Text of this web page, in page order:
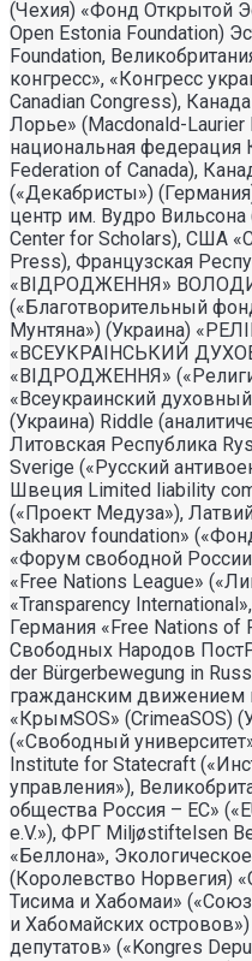
(Чехия) «Фонд Открытой
Open Estonia Foundation)
Foundation,
конгресс», «Конгресс
Canadian Congress),
Лорье» (Macdonald-Laurier
национальная федерация
Federation of Canada),
(«Декабристы»)
центр им. Вудро
Center for Scholars), США
Press), Французская
«ВIДРОДЖЕННЯ»
(«Благотворительный
Мунтяна») (Украина)
«ВСЕУКРАIНСЬКИЙ
«ВIДРОДЖЕННЯ»
«Всеукраинский
(Украина) Riddle
Литовская Республика
Sverige («Русский
Швеция Limited liability
(«Проект Медуза»),
Sakharov foundation»
«Форум свободной
«Free Nations League»
«Transparеncy
Германия «Free Nations
Свободных Народов
der Bürgerbewegung in
гражданским движением
«КрымSOS» (CrimeaSOS)
(«Свободный
Institute for Statecraft
управления»),
общества Россия – ЕС»
e.V.»), ФРГ Miljøstiftelsen
«Беллона»,
(Королевство Норвегия)
Тисима и Хабомаи»
и Хабомайских
депутатов» («Kongres